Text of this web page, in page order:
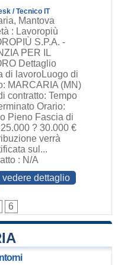
/ Tecnico IT
Mantova
: Lavoropiù
S.P.A. -
PER IL
Dettaglio
di lavoroLuogo di
MARCARIA (MN)
contratto: Tempo
Orario:
Pieno Fascia di
? 30.000 €
verrà
sul...
: N/A
vedere dettaglio
6